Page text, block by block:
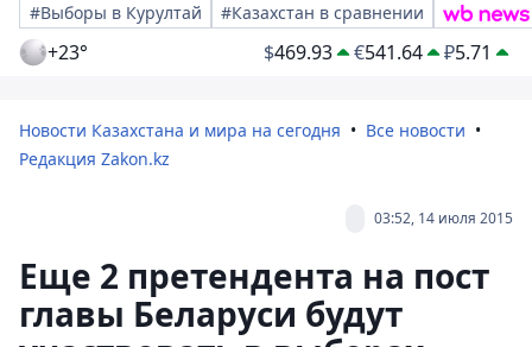
#Выборы в Курултай
#Казахстан в сравнении
+23° $469.93 €541.64 ₽5.71
Новости Казахстана и мира на сегодня
Все новости
Редакция Zakon.kz
03:52, 14 июля 2015
Еще 2 претендента на пост
главы Беларуси будут